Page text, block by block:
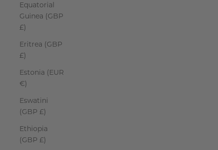
Equatorial
Guinea (GBP
£)
Eritrea (GBP
£)
Estonia (EUR
€)
Eswatini
(GBP £)
Ethiopia
(GBP £)